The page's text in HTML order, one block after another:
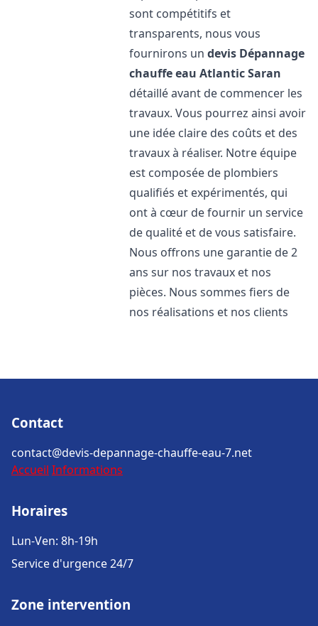
sont compétitifs et
transparents, nous vous
fournirons undevis Dépannage
chauffe eau AtlanticSaran
détaillé avant de commencer les
travaux. Vous pourrez ainsi avoir
une idée claire des coûts et des
travaux à réaliser. Notre équipe
est composée de plombiers
qualifiés et expérimentés, qui
ont à cœur de fournir un service
de qualité et de vous satisfaire.
Nous offrons une garantie de 2
ans sur nos travaux et nos
pièces. Nous sommes fiers de
nos réalisations et nos clients
Contact
contact@devis-depannage-chauffe-eau-7.net
Accueil Informations
Horaires
Lun-Ven: 8h-19h
Service d'urgence 24/7
Zone intervention